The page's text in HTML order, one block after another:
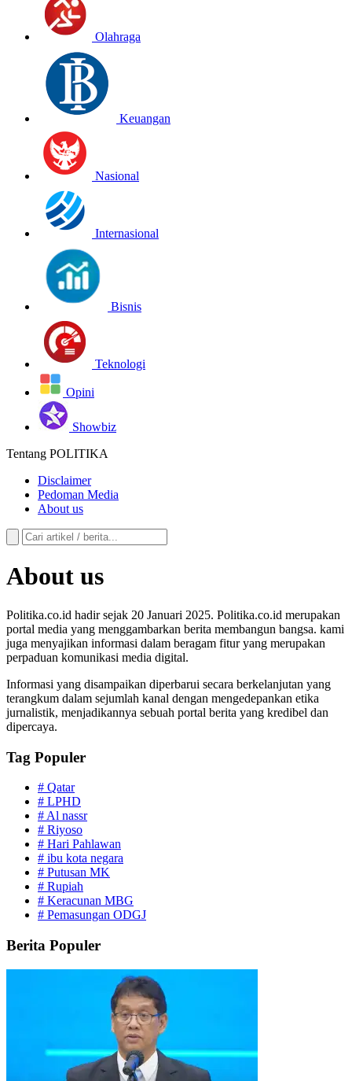
Olahraga
Keuangan
Nasional
Internasional
Bisnis
Teknologi
Opini
Showbiz
Tentang POLITIKA
Disclaimer
Pedoman Media
About us
About us
Politika.co.id hadir sejak 20 Januari 2025. Politika.co.id merupakan
portal media yang menggambarkan berita membangun bangsa. kami
juga menyajikan informasi dalam beragam fitur yang merupakan
perpaduan komunikasi media digital.
Informasi yang disampaikan diperbarui secara berkelanjutan yang
terangkum dalam sejumlah kanal dengan mengedepankan etika
jurnalistik, menjadikannya sebuah portal berita yang kredibel dan
dipercaya.
Tag Populer
# Qatar
# LPHD
# Al nassr
# Riyoso
# Hari Pahlawan
# ibu kota negara
# Putusan MK
# Rupiah
# Keracunan MBG
# Pemasungan ODGJ
Berita Populer